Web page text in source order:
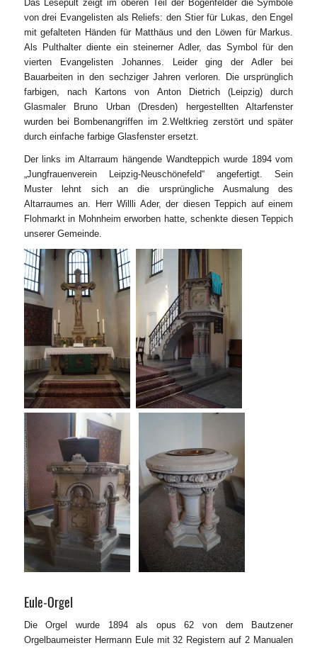
Das Lesepult zeigt im oberen Teil der Bogenfelder die Symbole
von drei Evangelisten als Reliefs: den Stier für Lukas, den Engel
mit gefalteten Händen für Matthäus und den Löwen für Markus.
Als Pulthalter diente ein steinerner Adler, das Symbol für den
vierten Evangelisten Johannes. Leider ging der Adler bei
Bauarbeiten in den sechziger Jahren verloren. Die ursprünglich
farbigen, nach Kartons von Anton Dietrich (Leipzig) durch
Glasmaler Bruno Urban (Dresden) hergestellten Altarfenster
wurden bei Bombenangriffen im 2.Weltkrieg zerstört und später
durch einfache farbige Glasfenster ersetzt.
Der links im Altarraum hängende Wandteppich wurde 1894 vom
„Jungfrauenverein Leipzig-Neuschönefeld“ angefertigt. Sein
Muster lehnt sich an die ursprüngliche Ausmalung des
Altarraumes an. Herr Willli Ader, der diesen Teppich auf einem
Flohmarkt in Mohnheim erworben hatte, schenkte diesen Teppich
unserer Gemeinde.
Eule-Orgel
Die Orgel wurde 1894 als opus 62 von dem Bautzener
Orgelbaumeister Hermann Eule mit 32 Registern auf 2 Manualen